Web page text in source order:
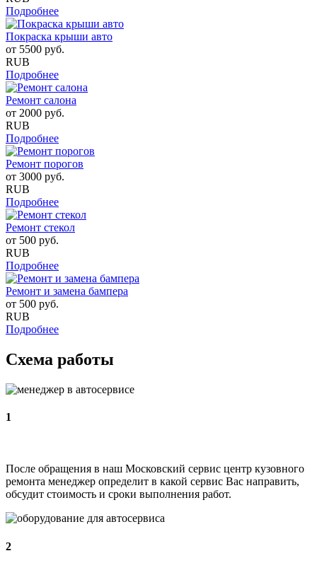
Подробнее
Покраска крыши авто
от 5500 руб.
RUB
Подробнее
Ремонт салона
от 2000 руб.
RUB
Подробнее
Ремонт порогов
от 3000 руб.
RUB
Подробнее
Ремонт стекол
от 500 руб.
RUB
Подробнее
Ремонт и замена бампера
от 500 руб.
RUB
Подробнее
Схема работы
1
После обращения в наш Московский сервис центр кузовного
ремонта менеджер определит в какой сервис Вас направить,
обсудит стоимость и сроки выполнения работ.
2